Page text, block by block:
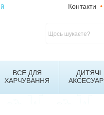
Контакти •
ВСЕ ДЛЯ
ХАРЧУВАННЯ
ДИТЯЧІ